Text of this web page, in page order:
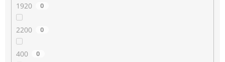
1920 0
2200 0
400 0